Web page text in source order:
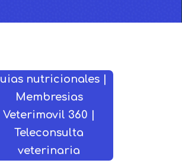
nutricionales |
Membresias
Veterimovil 360 |
Teleconsulta
veterinaria